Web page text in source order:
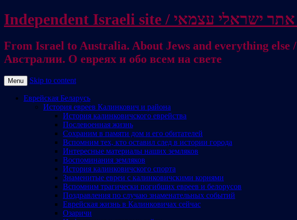
From Israel to Australia. About Jews and everything else / מישראל לאוסטרליה. על היהודים ועל כל דבר אחר / От Израиля до
Австралии. О евреях и обо всем на свете
Menu Skip to content
Еврейская Беларусь
История евреев Калинкович и района
История калинковичского еврейства
Послевоенная жизнь
Сохраним в памяти дом и его обитателей
Вспомним тех, кто оставил след в истории города
Интересные материалы наших земляков
Воспоминания земляков
История калинковичского спорта
Знаменитые евреи с калинковичскими корнями
Вспомним трагически погибших евреев и белорусов
Поздравления по случаю знаменательных событий
Еврейская жизнь в Калинковичах сейчас
Озаричи